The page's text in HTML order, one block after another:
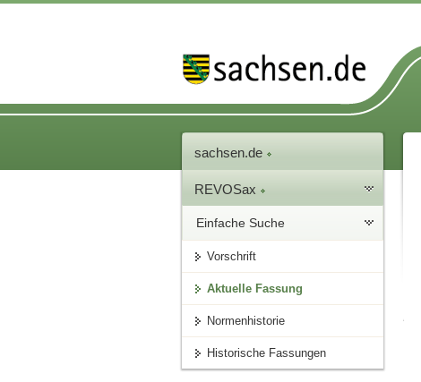
sachsen.de
REVOSax
Einfache Suche
Vorschrift
Aktuelle Fassung
Normenhistorie
Historische Fassungen